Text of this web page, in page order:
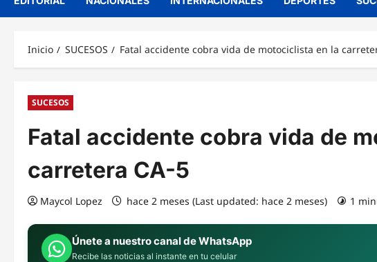
Inicio SUCESOS Fatal accidente cobra vida de motociclista en la
SUCESOS
Fatal accidente cobra vida de
carretera CA-5
Maycol Lopez hace 2 meses (Last updated: hace 2 meses) 1
Únete a nuestro canal de WhatsApp
Recibe las noticias al instante en tu celular